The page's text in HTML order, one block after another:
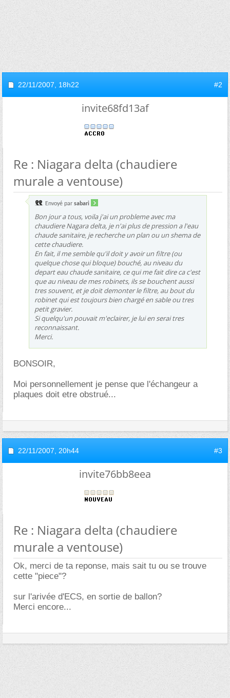
22/11/2007, 18h22 #2
invite68fd13af
Re : Niagara delta (chaudiere
murale a ventouse)
Envoyé par sabari
Bon jour a tous, voila j'ai un probleme avec ma
chaudiere Nagara delta, je n'ai plus de pression a l'eau
chaude sanitaire, je recherche un plan ou un shema de
cette chaudiere.
En fait, il me semble qu'il doit y avoir un filtre (ou
quelque chose qui bloque) bouché, au niveau du
depart eau chaude sanitaire, ce qui me fait dire ca c'est
que au niveau de mes robinets, ils se bouchent aussi
tres souvent, et je doit demonter le filtre, au bout du
robinet qui est toujours bien chargé en sable ou tres
petit gravier.
Si quelqu'un pouvait m'eclairer, je lui en serai tres
reconnaissant.
Merci.
BONSOIR,
Moi personnellement je pense que l'échangeur a
plaques doit etre obstrué...
22/11/2007, 20h44 #3
invite76bb8eea
Re : Niagara delta (chaudiere
murale a ventouse)
Ok, merci de ta reponse, mais sait tu ou se trouve
cette "piece"?
sur l'arivée d'ECS, en sortie de ballon?
Merci encore...